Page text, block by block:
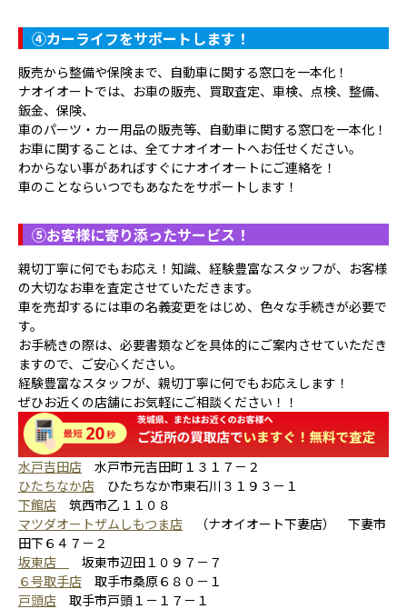
④カーライフをサポートします！
販売から整備や保険まで、自動車に関する窓口を一本化！
ナオイオートでは、お車の販売、買取査定、車検、点検、整備、
鈑金、保険、
車のパーツ・カー用品の販売等、自動車に関する窓口を一本化！
お車に関することは、全てナオイオートへお任せください。
わからない事があればすぐにナオイオートにご連絡を！
車のことならいつでもあなたをサポートします！
⑤お客様に寄り添ったサービス！
親切丁寧に何でもお応え！知識、経験豊富なスタッフが、お客様
の大切なお車を査定させていただきます。
車を売却するには車の名義変更をはじめ、色々な手続きが必要で
す。
お手続きの際は、必要書類などを具体的にご案内させていただき
ますので、ご安心ください。
経験豊富なスタッフが、親切丁寧に何でもお応えします！
ぜひお近くの店舗にお気軽にご相談ください！！
水戸吉田店 水戸市元吉田町１３１７－２
ひたちなか店 ひたちなか市東石川３１９３－１
下館店 筑西市乙１１０８
マツダオートザムしもつま店 （ナオイオート下妻店） 下妻市
田下６４７－２
坂東店
坂東市辺田１０９７－７
６号取手店 取手市桑原６８０－１
戸頭店 取手市戸頭１－１７－１